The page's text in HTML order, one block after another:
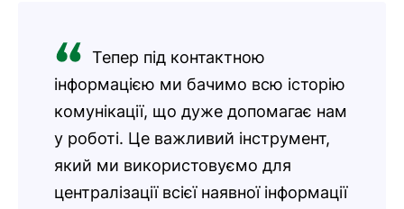
Тепер під контактною
інформацією ми бачимо всю історію
комунікації, що дуже допомагає нам
у роботі. Це важливий інструмент,
який ми використовуємо для
централізації всієї наявної інформації